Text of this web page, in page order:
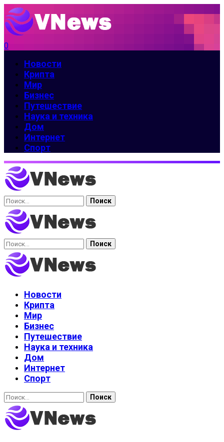
0
Новости
Крипта
Мир
Бизнес
Путешествие
Наука и техника
Дом
Интернет
Спорт
Найти:
Найти:
Новости
Крипта
Мир
Бизнес
Путешествие
Наука и техника
Дом
Интернет
Спорт
Найти: